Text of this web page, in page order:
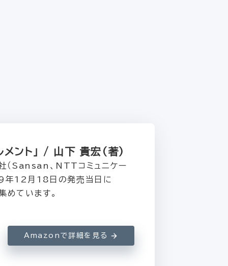
ント」 / 山下 貴宏（著）
（Sansan、NTTコミュニケー
年12月18日の発売当日に
めています。
Amazonで詳細を見る